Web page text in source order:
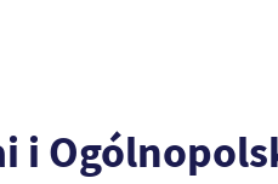
i